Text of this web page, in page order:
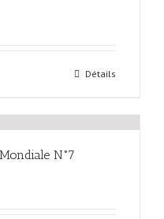
Détails
N°7